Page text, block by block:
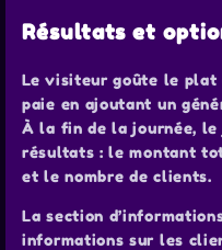
Résultats et
Le visiteur goûte le
paie en ajoutant un
À la fin de la journée,
résultats : le montant
et le nombre de clients.
La section
informations sur les